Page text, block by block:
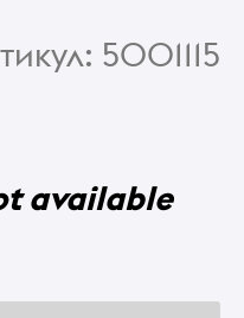
5001115
available